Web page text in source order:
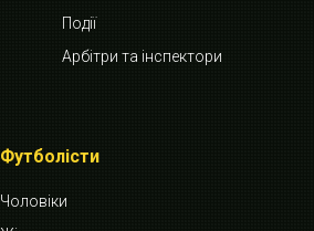
Події
Арбітри та інспектори
Футболісти
Чоловіки